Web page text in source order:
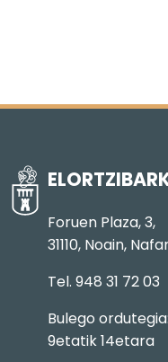
Foruen Plaza, 3,
31110, Noain,
Tel. 948 31 72 03
Bulego
9etatik 14etara